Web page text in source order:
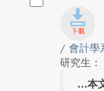
/ 會計學
研究生：
本